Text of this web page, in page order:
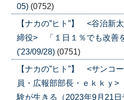
05) (0752)
【ナカの”ヒト”】 <谷治新
締役> 「１日１％でも改善
('23/09/28) (0751)
【ナカの”ヒト”】 <サンコ
員・広報部部長・ｅｋｋｙ
験が生きる（2023年9月21